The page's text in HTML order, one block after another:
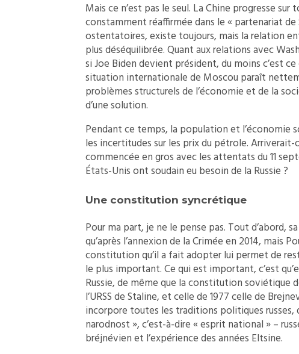
Mais ce n’est pas le seul. La Chine progresse
constamment réaffirmée dans le « partenariat
ostentatoires, existe toujours, mais la relation
plus déséquilibrée. Quant aux relations avec
si Joe Biden devient président, du moins c’est
situation internationale de Moscou paraît
problèmes structurels de l’économie et de la
d’une solution.
Pendant ce temps, la population et l’économie
les incertitudes sur les prix du pétrole.
commencée en gros avec les attentats du 11
États-Unis ont soudain eu besoin de la Russie ?
Une constitution syncrétique
Pour ma part, je ne le pense pas. Tout d’abord,
qu’après l’annexion de la Crimée en 2014, mais
constitution qu’il a fait adopter lui permet de
le plus important. Ce qui est important, c’est
Russie, de même que la constitution soviétique
l’URSS de Staline, et celle de 1977 celle de
incorpore toutes les traditions politiques
narodnost », c’est-à-dire « esprit national » –
bréjnévien et l’expérience des années Eltsine.